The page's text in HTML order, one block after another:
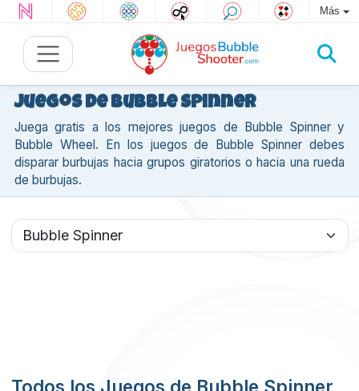
Más
Juegos de Bubble Spinner
Juega gratis a los mejores juegos de Bubble Spinner y
Bubble Wheel. En los juegos de Bubble Spinner debes
disparar burbujas hacia grupos giratorios o hacia una rueda
de burbujas.
Ordenar por: